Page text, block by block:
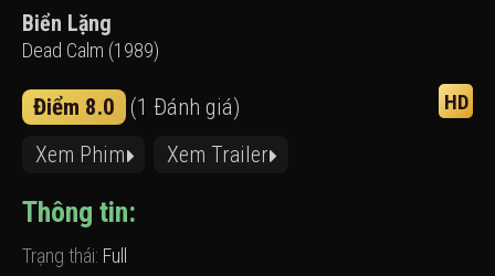
Biển Lặng
Dead Calm (1989)
Điểm 8.0 (1 Đánh giá) HD
Xem Phim Xem Trailer
Thông tin:
Trạng thái: Full